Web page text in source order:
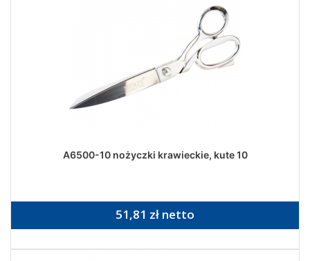
A6500-10 nożyczki krawieckie, kute 10
51,81 zł netto